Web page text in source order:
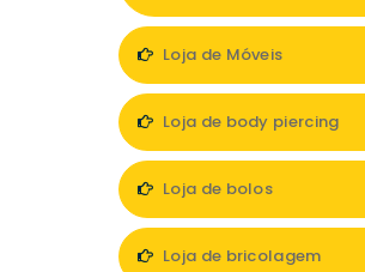
Loja de Móveis
Loja de body piercing
Loja de bolos
Loja de bricolagem